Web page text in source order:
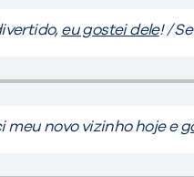
eu gostei dele! /
meu novo vizinho hoje e